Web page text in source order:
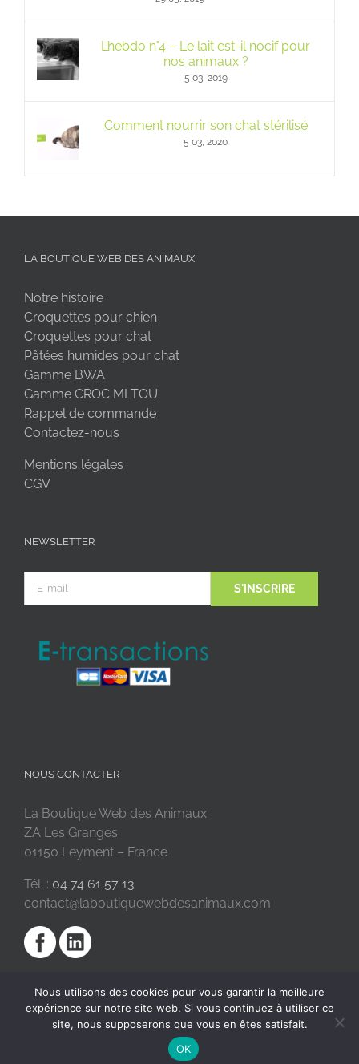
L’hebdo n°4 – Le lait est-il nocif pour
nos animaux ?
5 03, 2019
Comment nourrir son chat stérilisé
5 03, 2020
LA BOUTIQUE WEB DES ANIMAUX
Notre histoire
Croquettes pour chien
Croquettes pour chat
Pâtées humides pour chat
Gamme BWA
Gamme CROC MI TOU
Rappel de commande
Contactez-nous
Mentions légales
CGV
NEWSLETTER
NOUS CONTACTER
La Boutique Web des Animaux
ZA Les Granges
01150 Leyment – France
Tél. : 04 74 61 57 13
contact@laboutiquewebdesanimaux.com
2018 © La Boutique Web des Animaux | Réalisé par
Nous utilisons des cookies pour vous garantir la meilleure
expérience sur notre site web. Si vous continuez à utiliser ce
site, nous supposerons que vous en êtes satisfait.
OK